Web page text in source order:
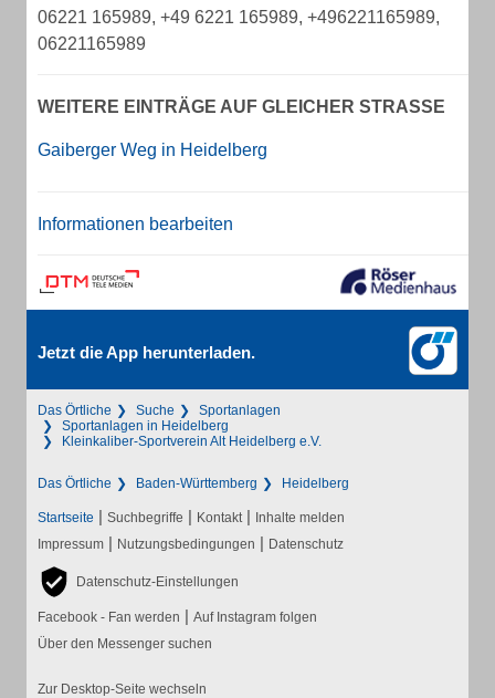
06221 165989, +49 6221 165989, +496221165989,
06221165989
WEITERE EINTRÄGE AUF GLEICHER STRASSE
Gaiberger Weg in Heidelberg
Informationen bearbeiten
Jetzt die App herunterladen.
Das Örtliche Suche
Sportanlagen
Sportanlagen in Heidelberg
Kleinkaliber-Sportverein Alt Heidelberg e.V.
Das Örtliche Baden-Württemberg Heidelberg
Startseite | Suchbegriffe | Kontakt | Inhalte melden
Impressum | Nutzungsbedingungen | Datenschutz
Datenschutz-Einstellungen
Facebook - Fan werden | Auf Instagram folgen
Über den Messenger suchen
Zur Desktop-Seite wechseln